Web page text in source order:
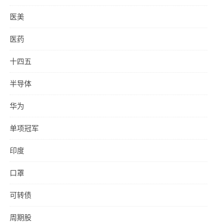
医美
医药
十四五
半导体
华为
单项冠军
印度
口罩
可转债
周期股